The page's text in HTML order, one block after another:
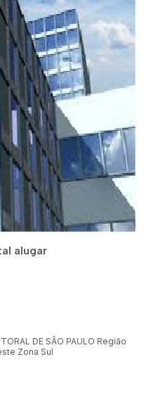
alugar
DE SÃO PAULO Região
Zona Sul